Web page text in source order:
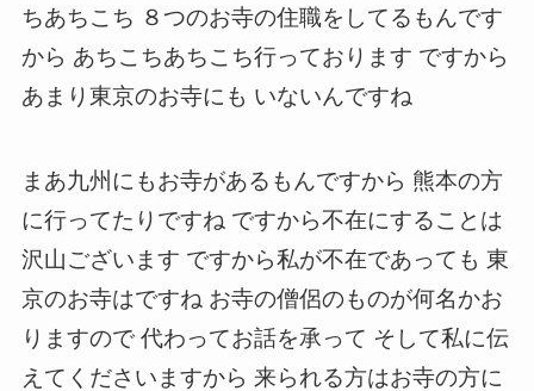
ちあちこち ８つのお寺の住職をしてるもんです
から あちこちあちこち行っております ですから
あまり東京のお寺にも いないんですね
まあ九州にもお寺があるもんですから 熊本の方
に行ってたりですね ですから不在にすることは
沢山ございます ですから私が不在であっても 東
京のお寺はですね お寺の僧侶のものが何名かお
りますので 代わってお話を承って そして私に伝
えてくださいますから 来られる方はお寺の方に